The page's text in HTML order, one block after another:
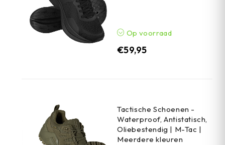
Op voorraad
€59,95
Tactische Schoenen -
Waterproof, Antistatisch,
Oliebestendig | M-Tac |
Meerdere kleuren